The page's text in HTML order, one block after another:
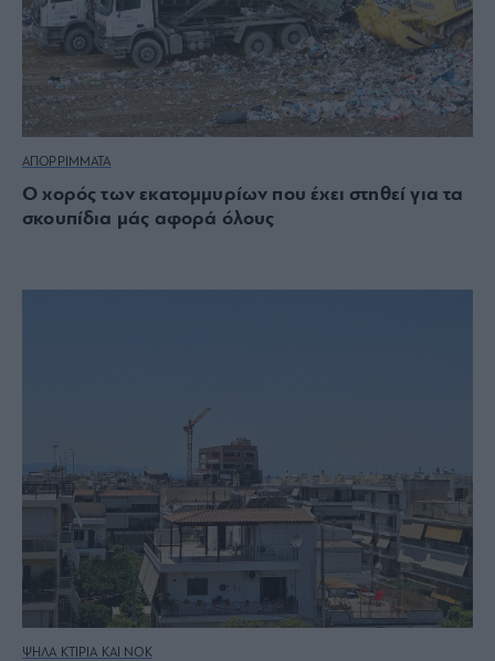
ΑΠΟΡΡΙΜΜΑΤΑ
Ο χορός των εκατομμυρίων που έχει στηθεί για τα
σκουπίδια μάς αφορά όλους
ΨΗΛΑ ΚΤΙΡΙΑ ΚΑΙ ΝΟΚ